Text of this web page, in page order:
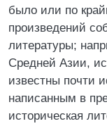
было или по
произведений
литературы;
Средней Азии,
известны почти
написанным в
историческая